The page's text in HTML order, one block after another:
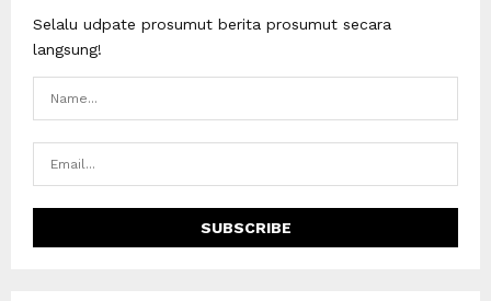
Selalu udpate prosumut berita prosumut secara
langsung!